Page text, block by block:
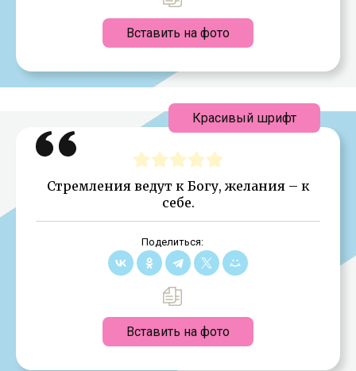
Вставить на фото
Стремления ведут к Богу, желания – к
себе.
Поделиться:
Вставить на фото
Красивый шрифт